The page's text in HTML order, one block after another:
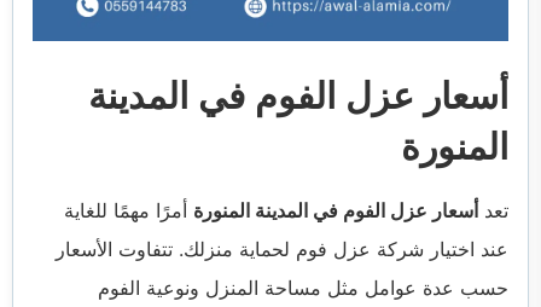
أسعار عزل الفوم في المدينة
المنورة
تعدأسعار عزل الفوم في المدينة المنورة أمرًا مهمًا للغاية
عند اختيار شركة عزل فوم لحماية منزلك. تتفاوت الأسعار
حسب عدة عوامل مثل مساحة المنزل ونوعية الفوم